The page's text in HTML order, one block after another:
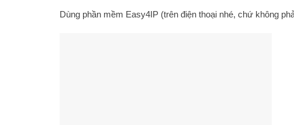
Dùng phần mềm Easy4IP (trên điện thoại nhé, chứ không